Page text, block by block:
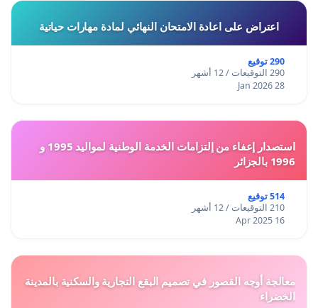
اعتراض على اعادة الامتحان النهائي لمادة مهارات حياتية
290 توقيع
290 التوقيعات / 12 أشهر
28 Jan 2026
استصدار إعفاء من إلتزامات الخدمة الوطنية لمواليد 1995 و
1996 بالجزائر
514 توقيع
210 التوقيعات / 12 أشهر
16 Apr 2025
معالجة أوجه القصور في تصميم البقع التجارية والسكنية بالمدينة
الخضراء